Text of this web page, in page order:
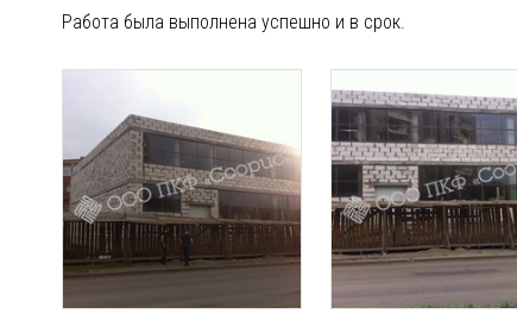
Работа была выполнена успешно и в срок.